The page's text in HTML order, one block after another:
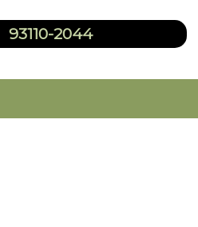
93110-2044